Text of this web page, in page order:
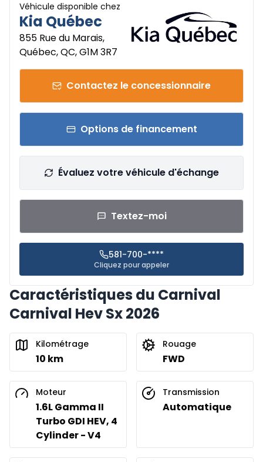
Véhicule disponible chez
Kia Québec
855 Rue du Marais,
Québec, QC, G1M 3R7
Contactez le concessionnaire
Options de financement
Évaluez votre véhicule d'échange
Textez-moi
581-700-****
Cliquez pour appeler
Caractéristiques du Carnival
Carnival Hev Sx 2026
Kilométrage
10 km
Rouage
FWD
Moteur
1.6L Gamma II
Turbo GDI HEV, 4
Cylinder - V4
Transmission
Automatique